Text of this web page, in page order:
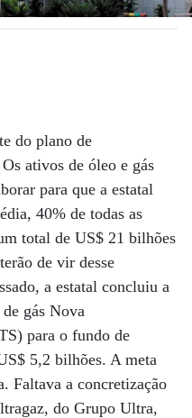
do plano de
ativos de óleo e gás
para que a estatal
40% de todas as
total de US$ 21 bilhões
de vir desse
a estatal concluiu a
gás Nova
para o fundo de
5,2 bilhões. A meta
Faltava a concretização
do Grupo Ultra,